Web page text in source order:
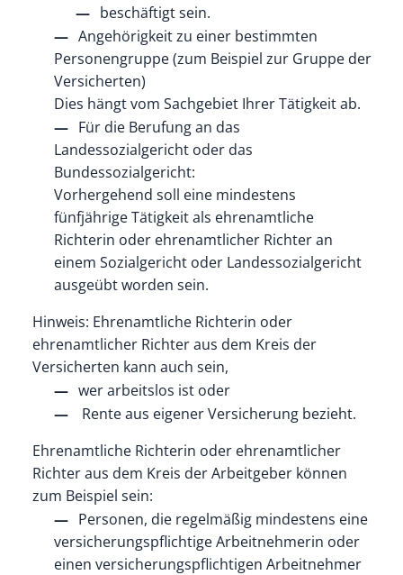
beschäftigt sein.
Angehörigkeit zu einer bestimmten
Personengruppe(zum Beispiel zur Gruppe der
Versicherten)
Dies hängt vom Sachgebiet Ihrer Tätigkeit ab.
Für die Berufung an das
Landessozialgericht oder das
Bundessozialgericht:
Vorhergehend soll eine mindestens
fünfjährige Tätigkeit als ehrenamtliche
Richterin oder ehrenamtlicher Richter an
einem Sozialgericht oder Landessozialgericht
ausgeübt worden sein.
Hinweis: Ehrenamtliche Richterin oder
ehrenamtlicher Richter aus dem Kreis der
Versicherten kann auch sein,
wer arbeitslos ist oder
Rente aus eigener Versicherung bezieht.
Ehrenamtliche Richterin oder ehrenamtlicher
Richter aus dem Kreis der Arbeitgeber können
zum Beispiel sein:
Personen, die regelmäßig mindestens eine
versicherungspflichtige Arbeitnehmerin oder
einen versicherungspflichtigen Arbeitnehmer